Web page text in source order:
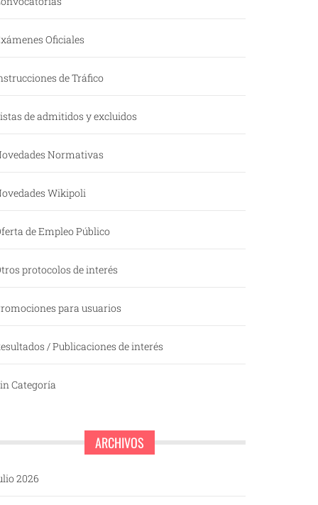
Oficiales
de Tráfico
de admitidos y excluidos
Normativas
Wikipoli
de Empleo Público
protocolos de interés
para usuarios
/ Publicaciones de interés
Categoría
ARCHIVOS
2026